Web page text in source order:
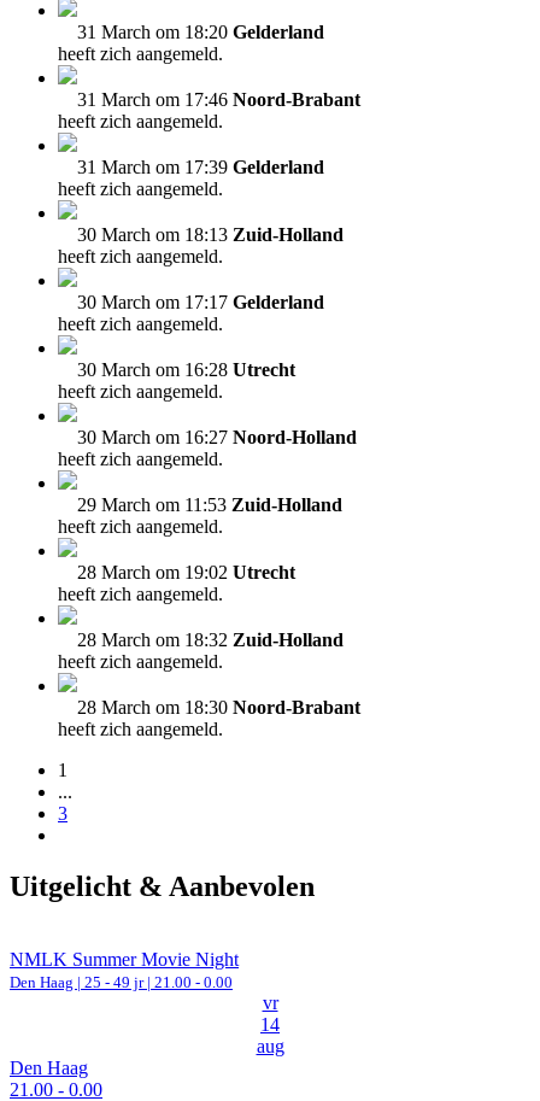
31 March om 18:20 Gelderland
heeft zich aangemeld.
31 March om 17:46 Noord-Brabant
heeft zich aangemeld.
31 March om 17:39 Gelderland
heeft zich aangemeld.
30 March om 18:13 Zuid-Holland
heeft zich aangemeld.
30 March om 17:17 Gelderland
heeft zich aangemeld.
30 March om 16:28 Utrecht
heeft zich aangemeld.
30 March om 16:27 Noord-Holland
heeft zich aangemeld.
29 March om 11:53 Zuid-Holland
heeft zich aangemeld.
28 March om 19:02 Utrecht
heeft zich aangemeld.
28 March om 18:32 Zuid-Holland
heeft zich aangemeld.
28 March om 18:30 Noord-Brabant
heeft zich aangemeld.
1
...
3
Uitgelicht & Aanbevolen
NMLK Summer Movie Night
Den Haag | 25 - 49 jr | 21.00 - 0.00
vr
14
aug
Den Haag
21.00 - 0.00